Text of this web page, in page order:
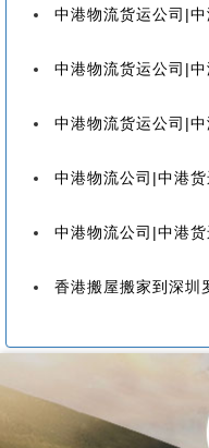
中港物流货运公司|中港搬家公司|中
中港物流货运公司|中港搬家公司|中
中港物流货运公司|中港搬家公司|中港
中港物流公司|中港货运公司|中港搬
中港物流公司|中港货运公司|中港搬
香港搬屋搬家到深圳罗湖、福田、